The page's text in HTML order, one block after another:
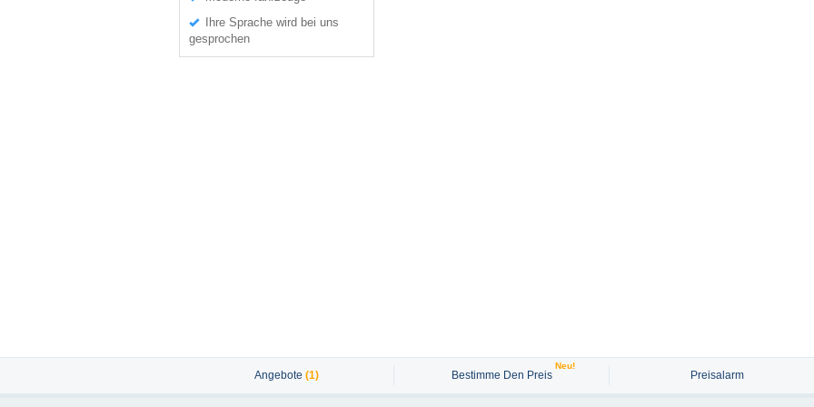
Ihre Sprache wird bei uns
gesprochen
Angebote (1) Bestimme Den Preis
Neu!
Preisalarm